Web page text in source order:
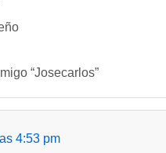
“Josecarlos”
4:53 pm